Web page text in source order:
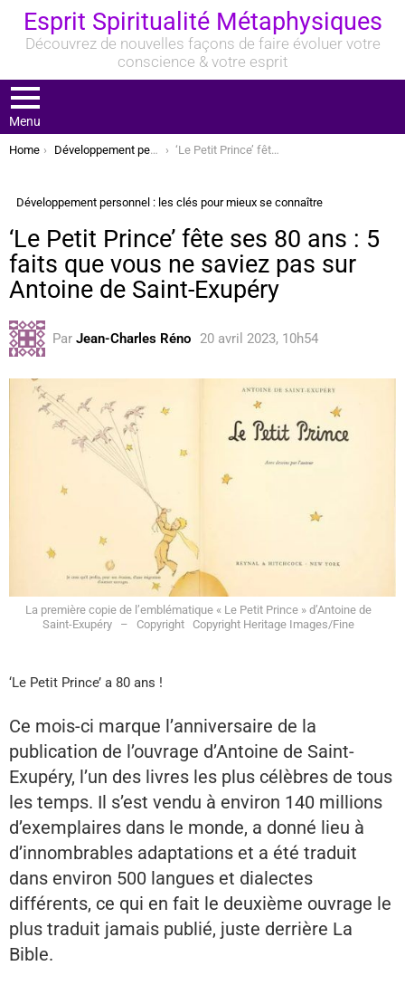
Esprit Spiritualité Métaphysiques
Découvrez de nouvelles façons de faire évoluer votre
conscience & votre esprit
Menu
You are here:
Home Développement personnel : les clés pour mieux se connaître ‘Le Petit Prince’ fête ses 80 ans : 5 faits que vous ne saviez pas sur Antoine de Saint-Exupéry
Développement personnel : les clés pour mieux se connaître
‘Le Petit Prince’ fête ses 80 ans : 5
faits que vous ne saviez pas sur
Antoine de Saint-Exupéry
Par Jean-Charles Réno 20 avril 2023, 10h54
La première copie de l’emblématique « Le Petit Prince » d’Antoine de
Saint-Exupéry – Copyright Copyright Heritage Images/Fine
‘Le Petit Prince’ a 80 ans !
Ce mois-ci marque l’anniversaire de la
publication de l’ouvrage d’Antoine de Saint-
Exupéry, l’un des livres les plus célèbres de tous
les temps. Il s’est vendu à environ 140 millions
d’exemplaires dans le monde, a donné lieu à
d’innombrables adaptations et a été traduit
dans environ 500 langues et dialectes
différents, ce qui en fait le deuxième ouvrage le
plus traduit jamais publié, juste derrière La
Bible.